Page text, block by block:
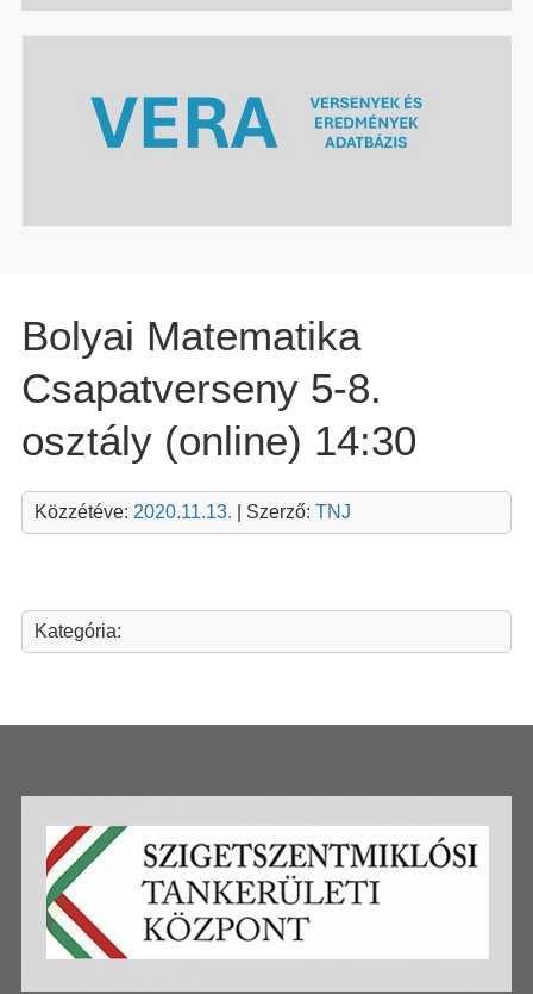
Bolyai Matematika
Csapatverseny 5-8.
osztály (online) 14:30
Közzétéve: 2020.11.13. | Szerző: TNJ
Kategória: